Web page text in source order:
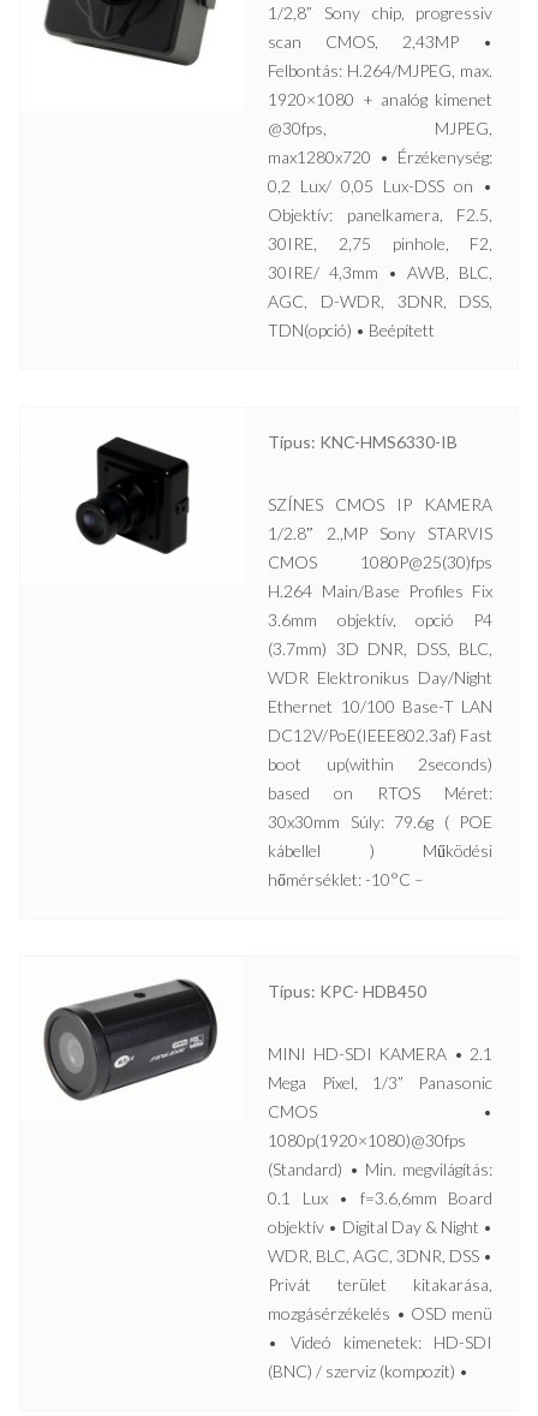
1/2,8” Sony chip, progressiv
scan CMOS, 2,43MP •
Felbontás: H.264/MJPEG, max.
1920×1080 + analóg kimenet
@30fps, MJPEG,
max1280x720 • Érzékenység:
0,2 Lux/ 0,05 Lux-DSS on •
Objektív: panelkamera, F2.5,
30IRE, 2,75 pinhole, F2,
30IRE/ 4,3mm • AWB, BLC,
AGC, D-WDR, 3DNR, DSS,
TDN(opció) • Beépített
Típus: KNC-HMS6330-IB
SZÍNES CMOS IP KAMERA
1/2.8″ 2.,MP Sony STARVIS
CMOS 1080P@25(30)fps
H.264 Main/Base Profiles Fix
3.6mm objektív, opció P4
(3.7mm) 3D DNR, DSS, BLC,
WDR Elektronikus Day/Night
Ethernet 10/100 Base-T LAN
DC12V/PoE(IEEE802.3af) Fast
boot up(within 2seconds)
based on RTOS Méret:
30x30mm Súly: 79.6g ( POE
kábellel ) Működési
hőmérséklet: -10°C –
Típus: KPC- HDB450
MINI HD-SDI KAMERA • 2.1
Mega Pixel, 1/3” Panasonic
CMOS •
1080p(1920×1080)@30fps
(Standard) • Min. megvilágítás:
0.1 Lux • f=3.6,6mm Board
objektív • Digital Day & Night •
WDR, BLC, AGC, 3DNR, DSS •
Privát terület kitakarása,
mozgásérzékelés • OSD menü
• Videó kimenetek: HD-SDI
(BNC) / szerviz (kompozit) •